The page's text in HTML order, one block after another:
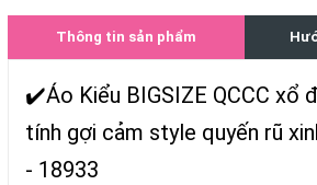
Thông tin sản phẩm
✔️Áo Kiểu BIGSIZE QCCC xổ
tính gợi cảm style quyến rũ
- 18933